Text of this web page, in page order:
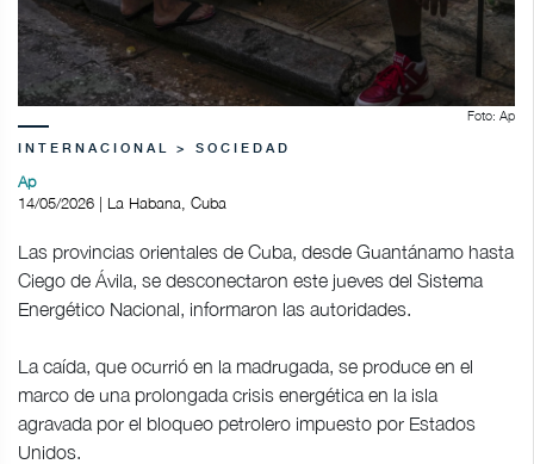
Foto: Ap
INTERNACIONAL > SOCIEDAD
Ap
14/05/2026 | La Habana, Cuba
Las provincias orientales de Cuba, desde Guantánamo hasta
Ciego de Ávila, se desconectaron este jueves del Sistema
Energético Nacional, informaron las autoridades.
La caída, que ocurrió en la madrugada, se produce en el
marco de una prolongada crisis energética en la isla
agravada por el bloqueo petrolero impuesto por Estados
Unidos.